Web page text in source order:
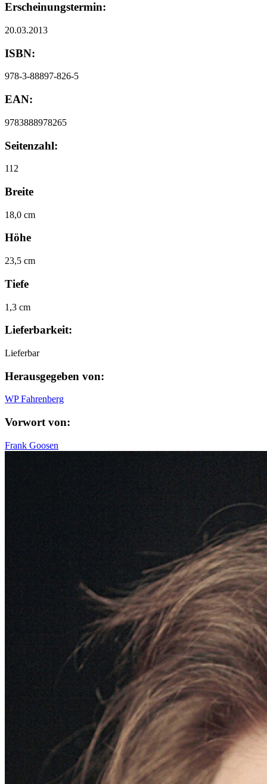
Erscheinungstermin:
20.03.2013
ISBN:
978-3-88897-826-5
EAN:
9783888978265
Seitenzahl:
112
Breite
18,0 cm
Höhe
23,5 cm
Tiefe
1,3 cm
Lieferbarkeit:
Lieferbar
Herausgegeben von:
WP Fahrenberg
Vorwort von:
Frank Goosen